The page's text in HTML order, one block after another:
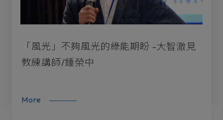
「風光」不夠風光的綠能期盼 -大智澈見
教練講師/鍾榮中
More